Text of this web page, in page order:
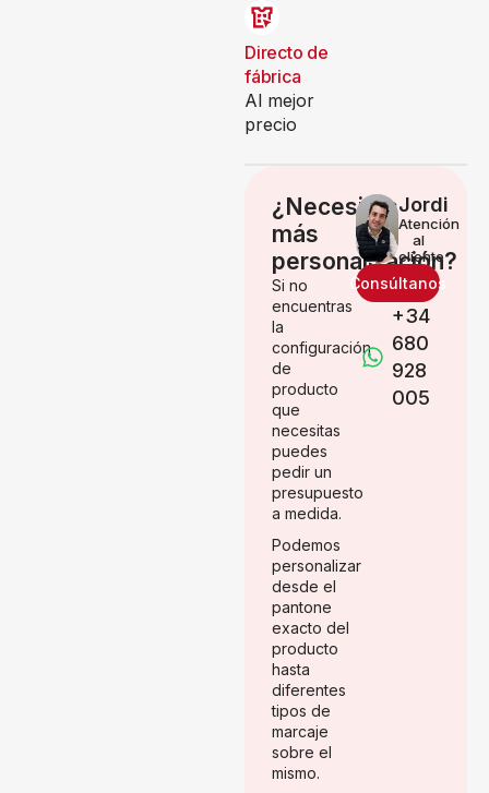
Directo de
fábrica
Al mejor
precio
¿Necesitas
más
personalización?
Si no
encuentras
la
configuración
de
producto
que
necesitas
puedes
pedir un
presupuesto
a medida.
Podemos
personalizar
desde el
pantone
exacto del
producto
hasta
diferentes
tipos de
marcaje
sobre el
mismo.
Jordi
Atención
al
cliente
Consúltanos
+34
680
928
005